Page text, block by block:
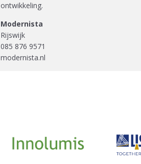
ontwikkeling.
Modernista
Rijswijk
085 876 9571
modernista.nl